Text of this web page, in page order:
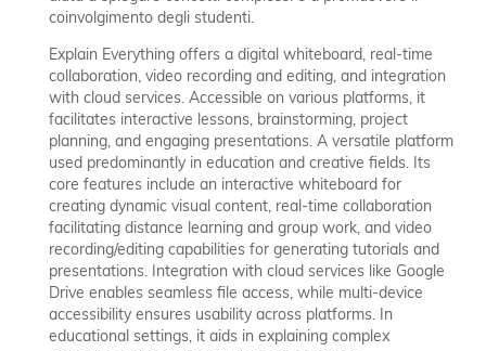
coinvolgimento degli studenti.
Explain Everything offers a digital whiteboard, real-time
collaboration, video recording and editing, and integration
with cloud services. Accessible on various platforms, it
facilitates interactive lessons, brainstorming, project
planning, and engaging presentations. A versatile platform
used predominantly in education and creative fields. Its
core features include an interactive whiteboard for
creating dynamic visual content, real-time collaboration
facilitating distance learning and group work, and video
recording/editing capabilities for generating tutorials and
presentations. Integration with cloud services like Google
Drive enables seamless file access, while multi-device
accessibility ensures usability across platforms. In
educational settings, it aids in explaining complex